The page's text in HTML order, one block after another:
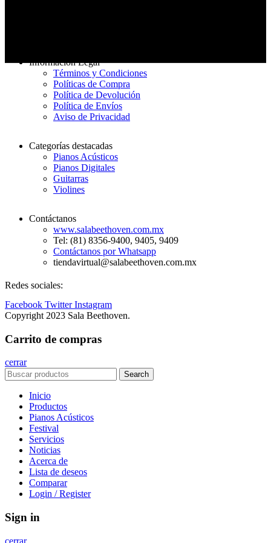
Información Legal
Términos y Condiciones
Políticas de Compra
Política de Devolución
Política de Envíos
Aviso de Privacidad
Categorías destacadas
Pianos Acústicos
Pianos Digitales
Guitarras
Violines
Contáctanos
www.salabeethoven.com.mx
Tel: (81) 8356-9400, 9405, 9409
Contáctanos por Whatsapp
tiendavirtual@salabeethoven.com.mx
Redes sociales:
Facebook Twitter Instagram
Copyright 2023 Sala Beethoven.
Carrito de compras
cerrar
Search
Inicio
Productos
Pianos Acústicos
Festival
Servicios
Noticias
Acerca de
Lista de deseos
Comparar
Login / Register
Sign in
cerrar